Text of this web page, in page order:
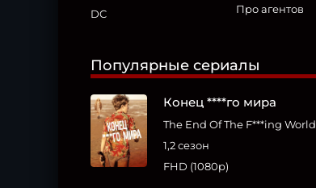
DC
Про агентов
Популярные сериалы
Конец ****го мира
The End Of The F***ing World
1,2 сезон
FHD (1080p)